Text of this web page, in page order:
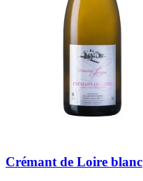
Crémant de Loire blanc